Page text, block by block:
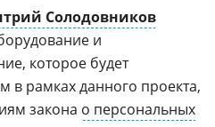
Солодовников
и
которое будет
в рамках данного проекта,
закона о персональных